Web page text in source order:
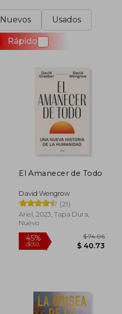
Nuevos Usados
Rápido
El Amanecer de Todo
David Wengrow
(21)
Ariel, 2023, Tapa Dura,
Nuevo
45%
dcto.